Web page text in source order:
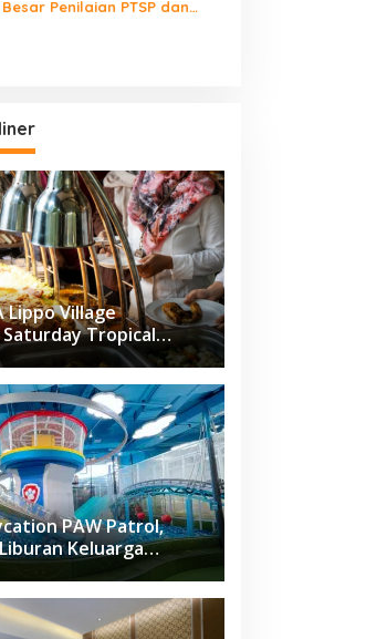
Besar Penilaian PTSP dan
Lippo Village
Tropical
PAW Patrol,
Keluarga
Hanya di Herloom